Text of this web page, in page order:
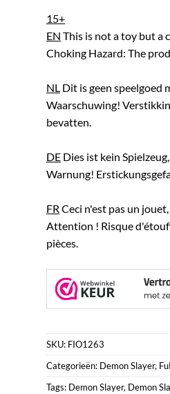
15+
EN This is not a toy but a
Choking Hazard: The
NL Dit is geen speelgoed
Waarschuwing!
bevatten.
DE Dies ist kein
Warnung!
FR Ceci n'est pas un
Attention ! Risque
pièces.
SKU: FIO1263
Categorieën: Demon Slayer,
Tags: Demon Slayer, Demon